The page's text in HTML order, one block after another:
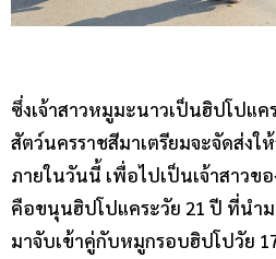
ซึ่งเจ้าสาวหมูมะนาวเป็นฮิปโปแค
สัตว์นครราชสีมาเตรียมจะจัดส่งใ
ภายในวันนี้ เพื่อไปเป็นเจ้าสาวข
คือขนุนฮิปโปแคระวัย 21 ปี ที่นำ
มาจับเข้าคู่กับหมูกรอบฮิปโปวัย